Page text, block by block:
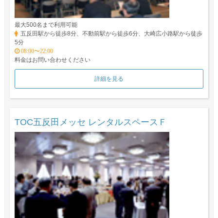
最大500名まで利用可能
五反田駅から徒歩8分、不動前駅から徒歩6分、大崎広小路駅から徒歩
5分
08:00〜22:00
料金はお問い合わせください
詳細を見る
TOC五反田メッセ レンタルスペースＦ